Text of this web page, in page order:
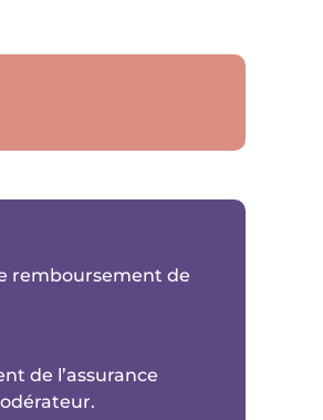
remboursement de
de l’assurance